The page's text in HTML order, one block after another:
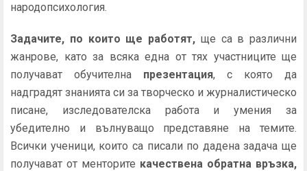
народопсихология.
Задачите, по които ще работят, ще са в различни
жанрове, като за всяка една от тях участниците ще
получават обучителна презентация, с която да
надградят знанията си за творческо и журналистическо
писане, изследователска работа и умения за
убедително и вълнуващо представяне на темите.
Всички ученици, които са писали по дадена задача ще
получават от менторите качествена обратна връзка,